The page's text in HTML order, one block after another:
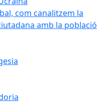
com canalitzem la
amb la població